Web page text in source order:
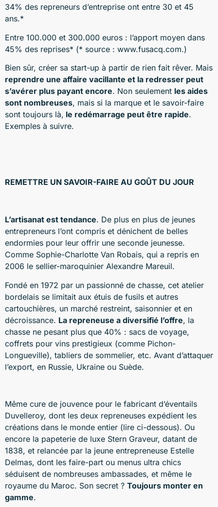
34% des repreneurs d’entreprise ont entre 30 et 45
ans.*
Entre 100.000 et 300.000 euros : l’apport moyen dans
45% des reprises* (* source : www.fusacq.com.)
Bien sûr, créer sa start-up à partir de rien fait rêver. Mais
reprendre une affaire vacillante et la redresser peut
s’avérer plus payant encore. Non seulement les aides
sont nombreuses, mais si la marque et le savoir-faire
sont toujours là, le redémarrage peut être rapide.
Exemples à suivre.
REMETTRE UN SAVOIR-FAIRE AU GOÛT DU JOUR
L’artisanat est tendance. De plus en plus de jeunes
entrepreneurs l’ont compris et dénichent de belles
endormies pour leur offrir une seconde jeunesse.
Comme Sophie-Charlotte Van Robais, qui a repris en
2006 le sellier-maroquinier Alexandre Mareuil.
Fondé en 1972 par un passionné de chasse, cet atelier
bordelais se limitait aux étuis de fusils et autres
cartouchières, un marché restreint, saisonnier et en
décroissance. La repreneuse a diversifié l’offre, la
chasse ne pesant plus que 40% : sacs de voyage,
coffrets pour vins prestigieux (comme Pichon-
Longueville), tabliers de sommelier, etc. Avant d’attaquer
l’export, en Russie, Ukraine ou Suède.
Même cure de jouvence pour le fabricant d’éventails
Duvelleroy, dont les deux repreneuses expédient les
créations dans le monde entier (lire ci-dessous). Ou
encore la papeterie de luxe Stern Graveur, datant de
1838, et relancée par la jeune entrepreneuse Estelle
Delmas, dont les faire-part ou menus ultra chics
séduisent de nombreuses ambassades, et même le
royaume du Maroc. Son secret ? Toujours monter en
gamme.